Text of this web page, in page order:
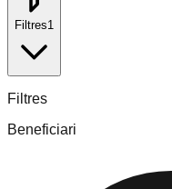
Filtres1
Filtres
Beneficiari